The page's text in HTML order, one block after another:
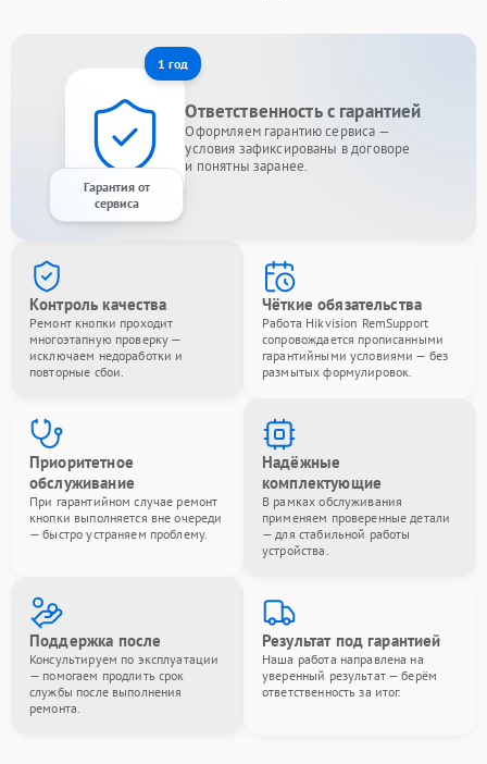
1 год
Гарантия от
сервиса
Ответственность с гарантией
Оформляем гарантию сервиса —
условия зафиксированы в договоре
и понятны заранее.
Контроль качества
Ремонт кнопки проходит
многоэтапную проверку —
исключаем недоработки и
повторные сбои.
Чёткие обязательства
Работа Hikvision RemSupport
сопровождается прописанными
гарантийными условиями — без
размытых формулировок.
Приоритетное
обслуживание
При гарантийном случае ремонт
кнопки выполняется вне очереди
— быстро устраняем проблему.
Надёжные
комплектующие
В рамках обслуживания
применяем проверенные детали
— для стабильной работы
устройства.
Поддержка после
Консультируем по эксплуатации
— помогаем продлить срок
службы после выполнения
ремонта.
Результат под гарантией
Наша работа направлена на
уверенный результат — берём
ответственность за итог.